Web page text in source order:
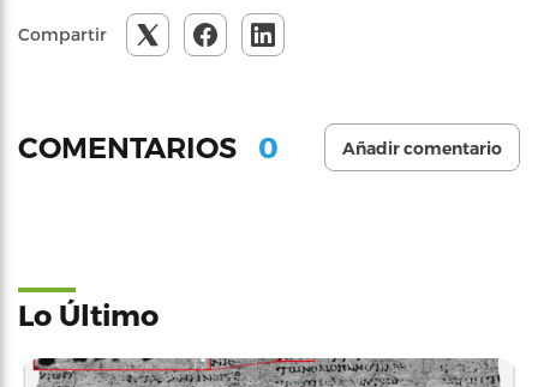
Compartir
COMENTARIOS 0 Añadir comentario
Lo Último